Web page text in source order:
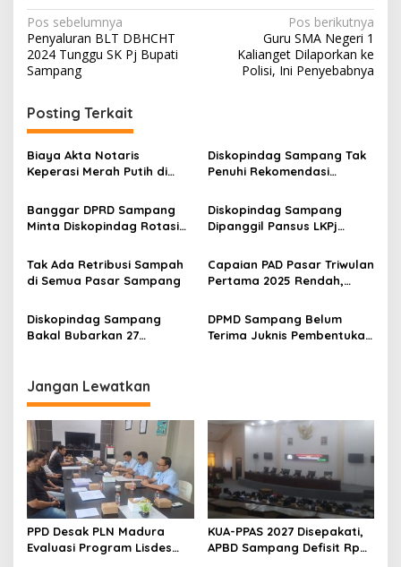
Navigasi
pos
Pos sebelumnya
Penyaluran BLT DBHCHT
2024 Tunggu SK Pj Bupati
Sampang
Pos berikutnya
Guru SMA Negeri 1
Kalianget Dilaporkan ke
Polisi, Ini Penyebabnya
Posting Terkait
Biaya Akta Notaris
Keperasi Merah Putih di
Diskopindag Sampang Tak
Penuhi Rekomendasi
Banggar DPRD Sampang
Minta Diskopindag Rotasi
Diskopindag Sampang
Dipanggil Pansus LKPj
2024 Sangat Minim
Tak Ada Retribusi Sampah
di Semua Pasar Sampang
Capaian PAD Pasar Triwulan
Pertama 2025 Rendah,
Tuding Ini Sebabnya
Diskopindag Sampang
Bakal Bubarkan 27
DPMD Sampang Belum
Terima Juknis Pembentukan
Jangan Lewatkan
PPD Desak PLN Madura
Evaluasi Program Lisdes
KUA-PPAS 2027 Disepakati,
APBD Sampang Defisit Rp